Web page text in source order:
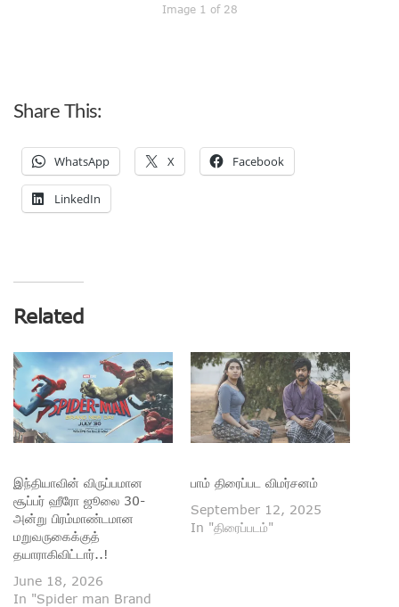
Image 1 of 28
Share This:
WhatsApp X Facebook
LinkedIn
Related
இந்தியாவின் விருப்பமான
சூப்பர் ஹீரோ ஜூலை 30-
அன்று பிரம்மாண்டமான
மறுவருகைக்குத்
தயாராகிவிட்டார்..!
June 18, 2026
In "Spider man Brand
பாம் திரைப்பட விமர்சனம்
September 12, 2025
In "திரைப்படம்"